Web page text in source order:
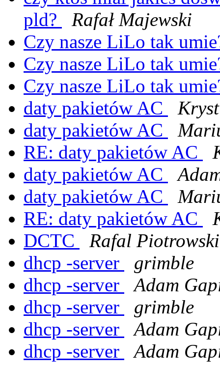
pld?
Rafał Majewski
Czy nasze LiLo tak
Czy nasze LiLo tak
Czy nasze LiLo tak
daty pakietów AC
daty pakietów AC
RE: daty pakietów AC
daty pakietów AC
daty pakietów AC
RE: daty pakietów AC
DCTC
Rafal Piotrowski
dhcp -server
grimble
dhcp -server
Adam
dhcp -server
grimble
dhcp -server
Adam
dhcp -server
Adam